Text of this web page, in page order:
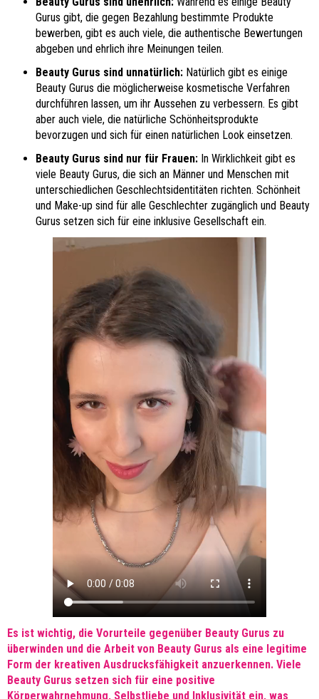
Gurus gibt, die gegen Bezahlung bestimmte Produkte
bewerben, gibt es auch viele, die authentische Bewertungen
abgeben und ehrlich ihre Meinungen teilen.
Beauty Gurus sind unnatürlich: Natürlich gibt es einige
Beauty Gurus die möglicherweise kosmetische Verfahren
durchführen lassen, um ihr Aussehen zu verbessern. Es gibt
aber auch viele, die natürliche Schönheitsprodukte
bevorzugen und sich für einen natürlichen Look einsetzen.
Beauty Gurus sind nur für Frauen: In Wirklichkeit gibt es
viele Beauty Gurus, die sich an Männer und Menschen mit
unterschiedlichen Geschlechtsidentitäten richten. Schönheit
und Make-up sind für alle Geschlechter zugänglich und Beauty
Gurus setzen sich für eine inklusive Gesellschaft ein.
Es ist wichtig, die Vorurteile gegenüber Beauty Gurus zu
überwinden und die Arbeit von Beauty Gurus als eine legitime
Form der kreativen Ausdrucksfähigkeit anzuerkennen. Viele
Beauty Gurus setzen sich für eine positive
Körperwahrnehmung, Selbstliebe und Inklusivität ein, was